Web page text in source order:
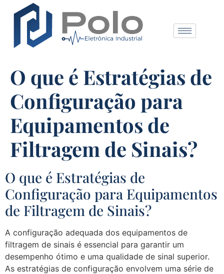
O que é Estratégias de
Configuração para
Equipamentos de
Filtragem de Sinais?
O que é Estratégias de
Configuração para Equipamentos
de Filtragem de Sinais?
A configuração adequada dos equipamentos de
filtragem de sinais é essencial para garantir um
desempenho ótimo e uma qualidade de sinal superior.
As estratégias de configuração envolvem uma série de